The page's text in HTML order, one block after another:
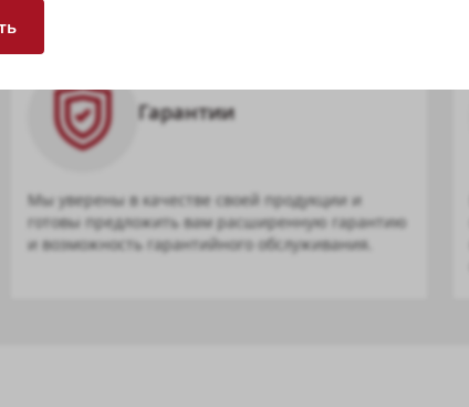
Гарантии
Мы уверены в качестве своей продукции и
готовы предложить вам расширенную гарантию
и возможность гарантийного обслуживания.